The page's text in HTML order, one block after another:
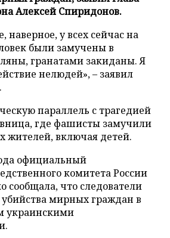
Алексей Спиридонов.
наверное, у всех сейчас на
были замучены в
гранатами закиданы. Я
нелюдей», – заявил
.
параллель с трагедией
где фашисты замучили
жителей, включая детей.
официальный
комитета России
сообщала, что следователи
мирных граждан в
украинскими